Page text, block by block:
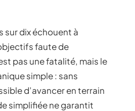
sur dix échouent à
faute de
pas une fatalité, mais le
simple : sans
d’avancer en terrain
simplifiée ne garantit